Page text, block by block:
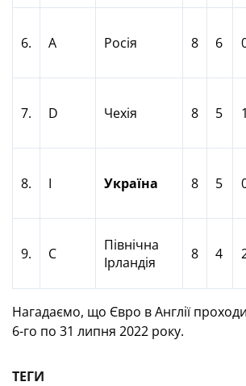
6. А Росія 8 6
7. D Чехія 8 5 1
8. I Україна 8 5
9. C
Північна
Ірландія
8 4
Нагадаємо, що Євро в Англії
6-го по 31 липня 2022 року.
ТЕГИ